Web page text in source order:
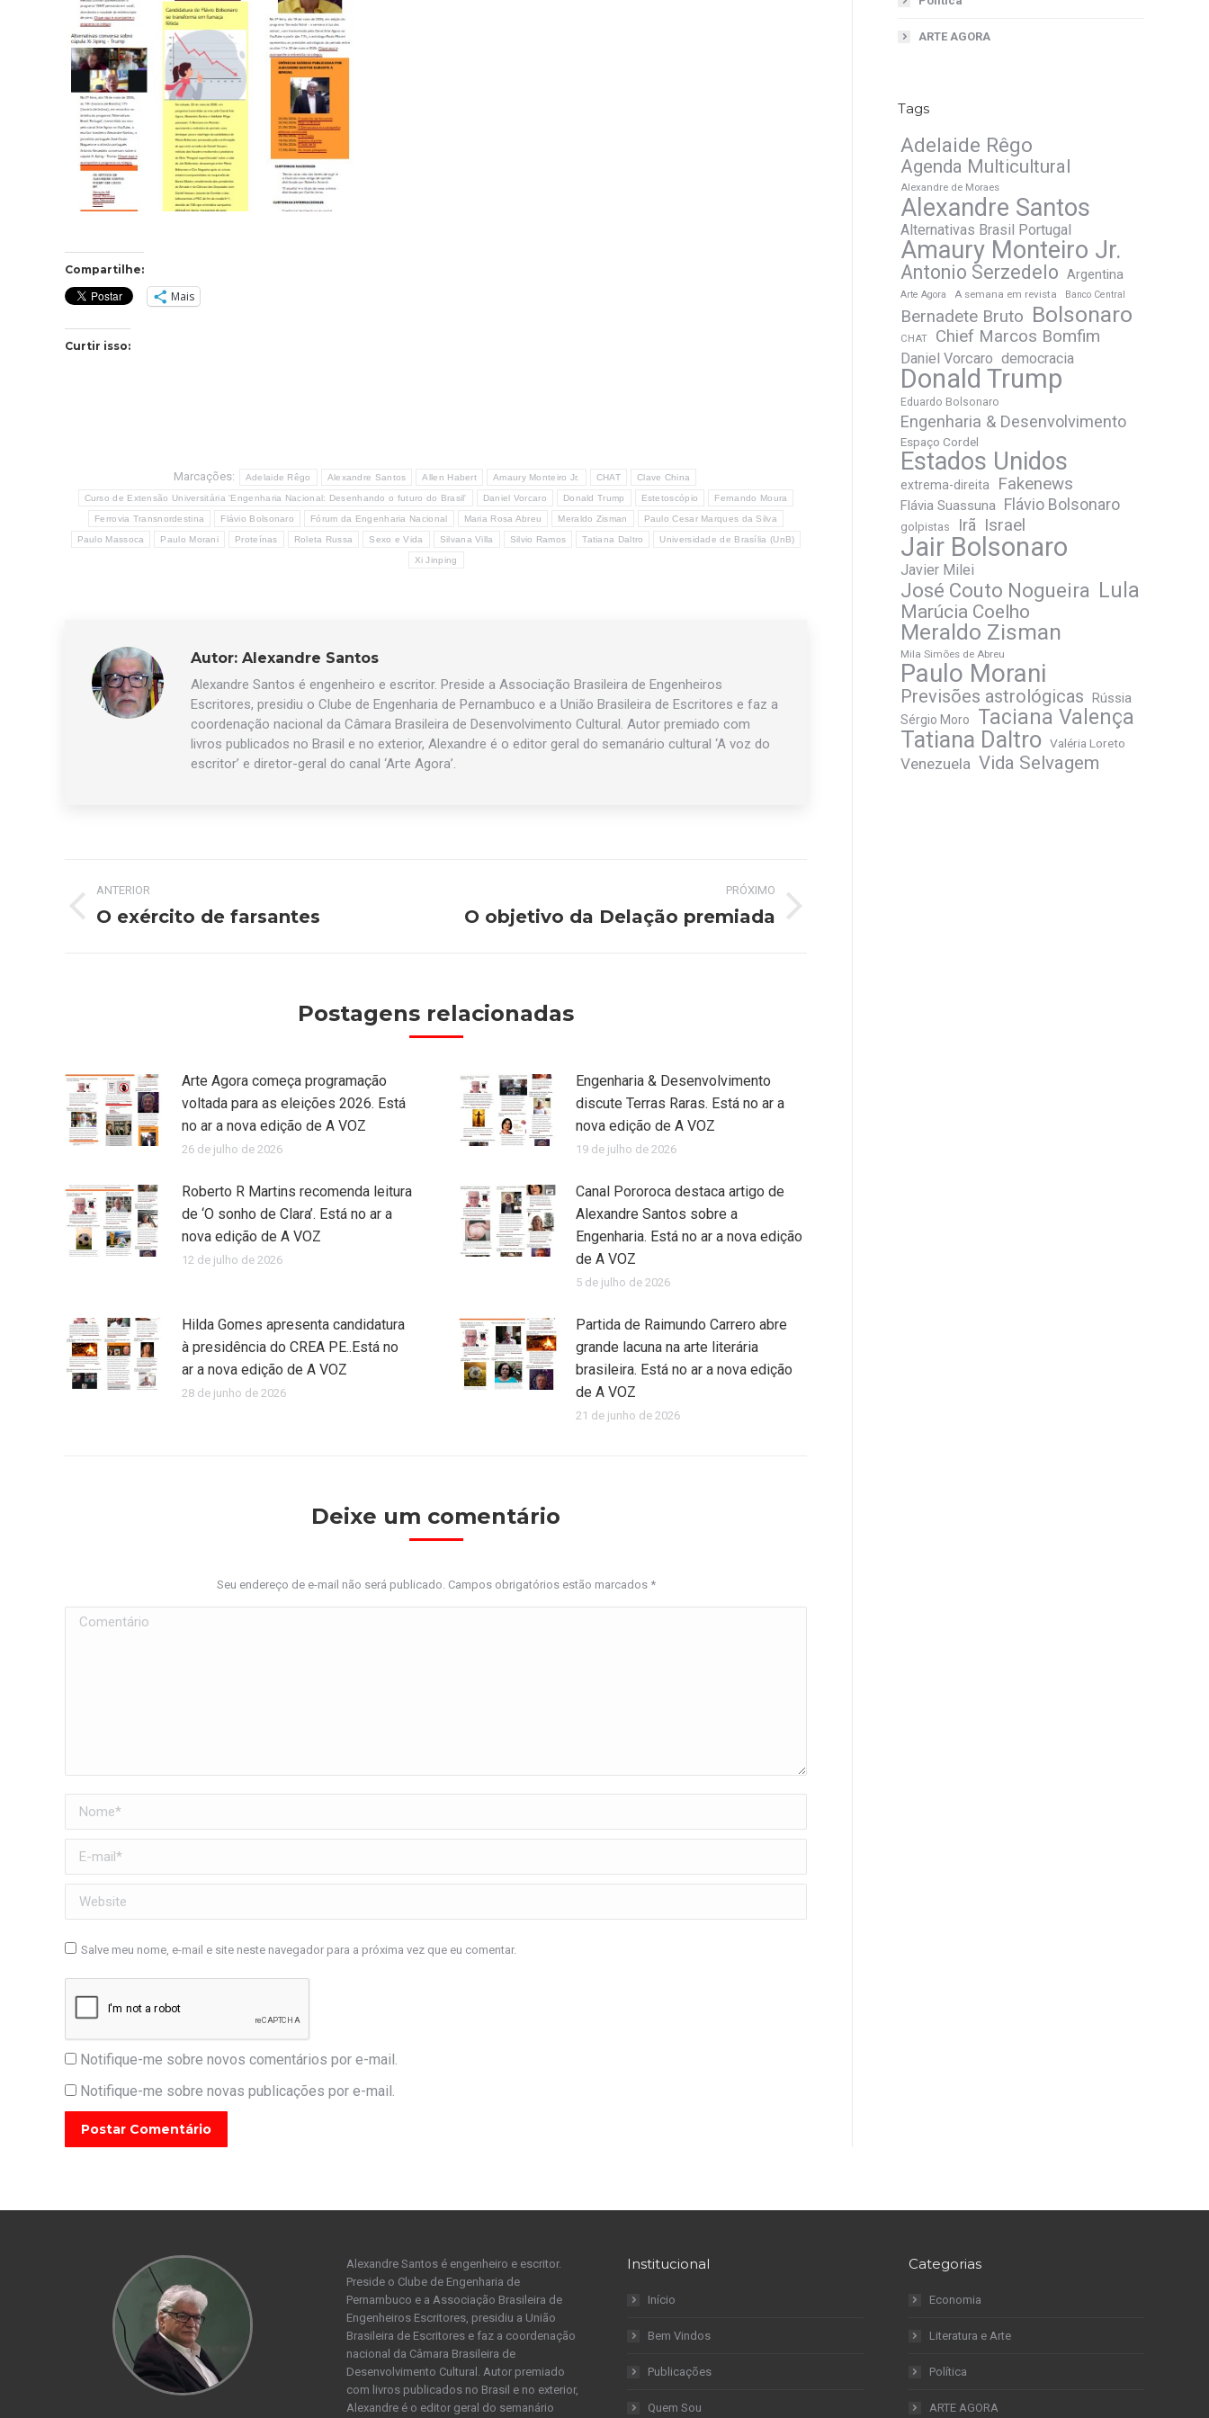
Compartilhe:
Mais
Curtir isso:
Marcações: Adelaide Rêgo Alexandre Santos Allen Habert Amaury Monteiro Jr. CHAT Clave China
Curso de Extensão Universitária 'Engenharia Nacional: Desenhando o futuro do Brasil' Daniel Vorcaro Donald Trump Estetoscópio Fernando Moura
Ferrovia Transnordestina Flávio Bolsonaro Fórum da Engenharia Nacional Maria Rosa Abreu Meraldo Zisman Paulo Cesar Marques da Silva
Paulo Massoca Paulo Morani Proteínas Roleta Russa Sexo e Vida Silvana Villa Silvio Ramos Tatiana Daltro Universidade de Brasília (UnB)
Xi Jinping
Autor: Alexandre Santos
Alexandre Santos é engenheiro e escritor. Preside a Associação Brasileira de Engenheiros
Escritores, presidiu o Clube de Engenharia de Pernambuco e a União Brasileira de Escritores e faz a
coordenação nacional da Câmara Brasileira de Desenvolvimento Cultural. Autor premiado com
livros publicados no Brasil e no exterior, Alexandre é o editor geral do semanário cultural ‘A voz do
escritor’ e diretor-geral do canal ‘Arte Agora’.
Navegação
de
ANTERIOR
Post
O exército de farsantes
PRÓXIMO
Próximo
O objetivo da Delação premiada
Postagens relacionadas
Arte Agora começa programação
voltada para as eleições 2026. Está
no ar a nova edição de A VOZ
26 de julho de 2026
Engenharia & Desenvolvimento
discute Terras Raras. Está no ar a
nova edição de A VOZ
19 de julho de 2026
Roberto R Martins recomenda leitura
de ‘O sonho de Clara’. Está no ar a
nova edição de A VOZ
12 de julho de 2026
Canal Pororoca destaca artigo de
Alexandre Santos sobre a
Engenharia. Está no ar a nova edição
de A VOZ
5 de julho de 2026
Hilda Gomes apresenta candidatura
à presidência do CREA PE..Está no
ar a nova edição de A VOZ
28 de junho de 2026
Partida de Raimundo Carrero abre
grande lacuna na arte literária
brasileira. Está no ar a nova edição
de A VOZ
21 de junho de 2026
Deixe um comentário
Seu endereço de e-mail não será publicado. Campos obrigatórios estão marcados *
Comentário
Nome *
E-mail *
Website
Salve meu nome, e-mail e site neste navegador para a próxima vez que eu comentar.
Notifique-me sobre novos comentários por e-mail.
Notifique-me sobre novas publicações por e-mail.
Postar Comentário
ARTE AGORA
Tags
Adelaide Rêgo
Agenda Multicultural
Alexandre de Moraes
Alexandre Santos
Alternativas Brasil Portugal
Amaury Monteiro Jr.
Antonio Serzedelo Argentina
Arte Agora A semana em revista Banco Central
Bernadete Bruto Bolsonaro
CHAT Chief Marcos Bomfim
Daniel Vorcaro democracia
Donald Trump
Eduardo Bolsonaro
Engenharia & Desenvolvimento
Espaço Cordel
Estados Unidos
extrema-direita Fakenews
Flávia Suassuna Flávio Bolsonaro
golpistas Irã Israel
Jair Bolsonaro
Javier Milei
José Couto Nogueira Lula
Marúcia Coelho
Meraldo Zisman
Mila Simões de Abreu
Paulo Morani
Previsões astrológicas Rússia
Sérgio Moro Taciana Valença
Tatiana Daltro Valéria Loreto
Venezuela Vida Selvagem
Alexandre Santos é engenheiro e escritor.
Preside o Clube de Engenharia de
Pernambuco e a Associação Brasileira de
Engenheiros Escritores, presidiu a União
Brasileira de Escritores e faz a coordenação
nacional da Câmara Brasileira de
Desenvolvimento Cultural. Autor premiado
com livros publicados no Brasil e no exterior,
Alexandre é o editor geral do semanário
Institucional
Início
Bem Vindos
Publicações
Quem Sou
Categorias
Economia
Literatura e Arte
Política
ARTE AGORA